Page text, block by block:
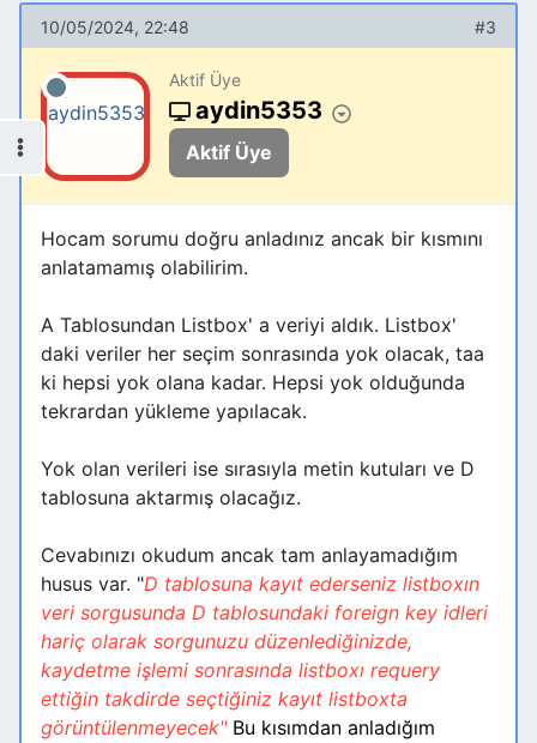
10/05/2024, 22:48 #3
Aktif Üye
aydin5353
Aktif Üye
Hocam sorumu doğru anladınız ancak bir kısmını
anlatamamış olabilirim.
A Tablosundan Listbox' a veriyi aldık. Listbox'
daki veriler her seçim sonrasında yok olacak, taa
ki hepsi yok olana kadar. Hepsi yok olduğunda
tekrardan yükleme yapılacak.
Yok olan verileri ise sırasıyla metin kutuları ve D
tablosuna aktarmış olacağız.
Cevabınızı okudum ancak tam anlayamadığım
husus var. "D tablosuna kayıt ederseniz listboxın
veri sorgusunda D tablosundaki foreign key idleri
hariç olarak sorgunuzu düzenlediğinizde,
kaydetme işlemi sonrasında listboxı requery
ettiğin takdirde seçtiğiniz kayıt listboxta
görüntülenmeyecek" Bu kısımdan anladığım